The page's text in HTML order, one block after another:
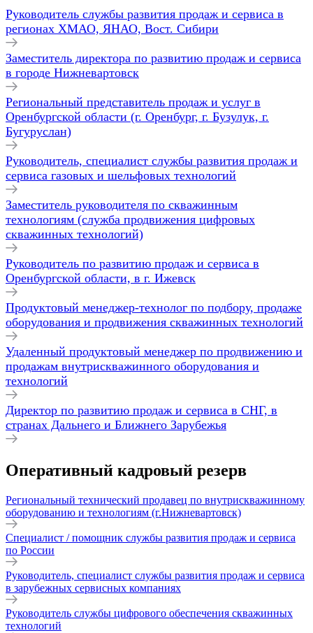
Руководитель службы развития продаж и сервиса в
регионах ХМАО, ЯНАО, Вост. Сибири
Заместитель директора по развитию продаж и сервиса
в городе Нижневартовск
Региональный представитель продаж и услуг в
Оренбургской области (г. Оренбург, г. Бузулук, г.
Бугуруслан)
Руководитель, специалист службы развития продаж и
сервиса газовых и шельфовых технологий
Заместитель руководителя по скважинным
технологиям (служба продвижения цифровых
скважинных технологий)
Руководитель по развитию продаж и сервиса в
Оренбургской области, в г. Ижевск
Продуктовый менеджер-технолог по подбору, продаже
оборудования и продвижения скважинных технологий
Удаленный продуктовый менеджер по продвижению и
продажам внутрискважинного оборудования и
технологий
Директор по развитию продаж и сервиса в СНГ, в
странах Дальнего и Ближнего Зарубежья
Оперативный кадровый резерв
Региональный технический продавец по внутрискважинному
оборудованию и технологиям (г.Нижневартовск)
Специалист / помощник службы развития продаж и сервиса
по России
Руководитель, специалист службы развития продаж и сервиса
в зарубежных сервисных компаниях
Руководитель службы цифрового обеспечения скважинных
технологий